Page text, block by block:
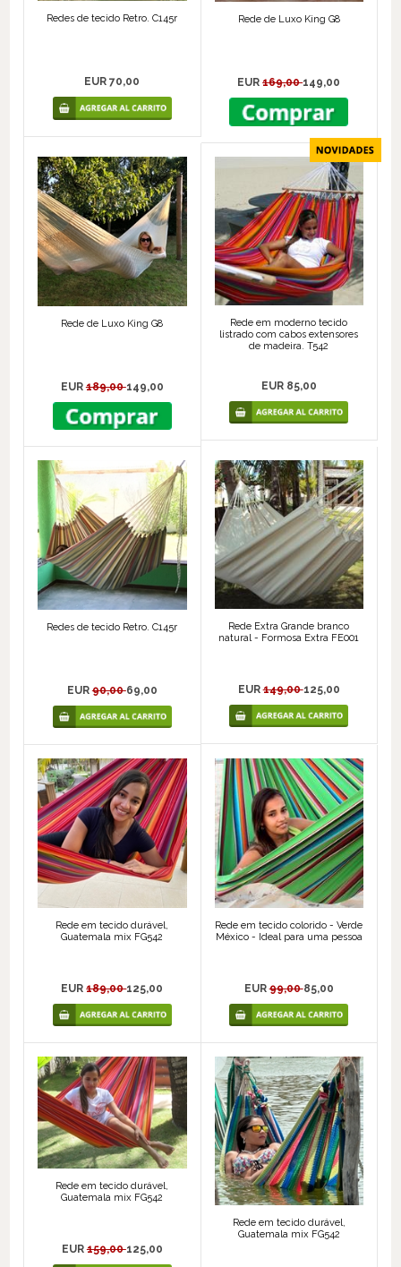
Redes de tecido Retro. C145r
EUR 70,00
Rede de Luxo King G8
EUR169,00149,00
Rede de Luxo King G8
EUR189,00149,00
Rede em moderno tecido
listrado com cabos extensores
de madeira. T542
EUR 85,00
Redes de tecido Retro. C145r
EUR90,0069,00
Rede Extra Grande branco
natural - Formosa Extra FE001
EUR149,00125,00
Rede em tecido durável,
Guatemala mix FG542
EUR189,00125,00
Rede em tecido colorido - Verde
México - Ideal para uma pessoa
EUR99,0085,00
Rede em tecido durável,
Guatemala mix FG542
EUR159,00125,00
Rede em tecido durável,
Guatemala mix FG542